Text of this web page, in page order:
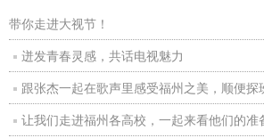
带你走进大视节！
迸发青春灵感，共话电视魅力
跟张杰一起在歌声里感受福州之美，顺便
让我们走进福州各高校，一起来看他们的准